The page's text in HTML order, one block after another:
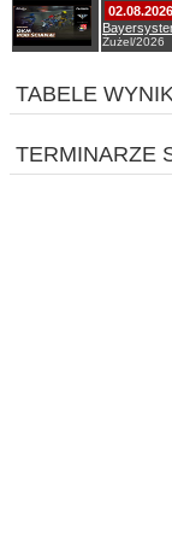
02.08.2026
Żużel/2026
TABELE
TERMINARZE